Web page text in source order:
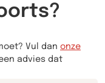
Vul dan onze
advies dat